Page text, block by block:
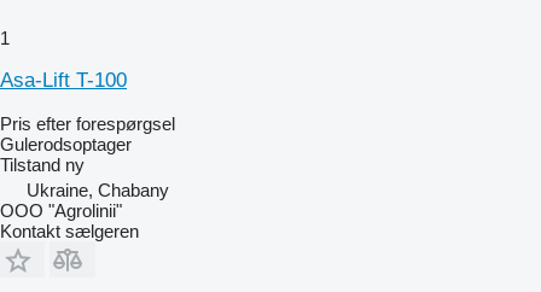
1
Asa-Lift T-100
Pris efter forespørgsel
Gulerodsoptager
Tilstand ny
Ukraine, Chabany
OOO "Agrolinii"
Kontakt sælgeren